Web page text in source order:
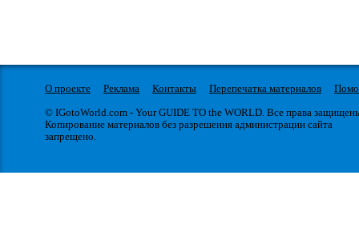
О проекте Реклама Контакты Перепечатка материалов
© IGotoWorld.com - Your GUIDE TO the WORLD. Все права
Копирование материалов без разрешения администрации сайта
запрещено.